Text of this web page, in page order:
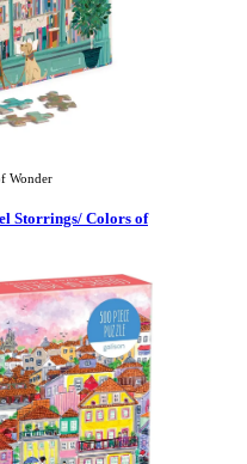
Wonder
Storrings/ Colors of